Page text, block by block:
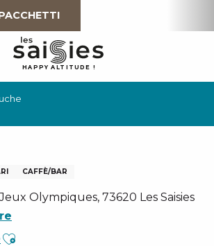
HAPPY ALTI TU D E !
CAFFÈ/BAR
Olympiques, 73620 Les Saisies
Ajouter aux favoris